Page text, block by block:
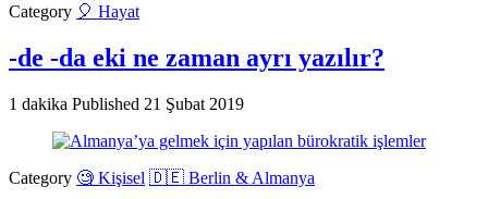
Category 🎈 Hayat
-de -da eki ne zaman ayrı yazılır?
1 dakika Published 21 Şubat 2019
Category 🧐 Kişisel 🇩🇪 Berlin & Almanya